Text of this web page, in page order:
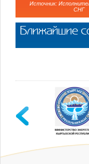
Источник:
СНГ
Ближайшие